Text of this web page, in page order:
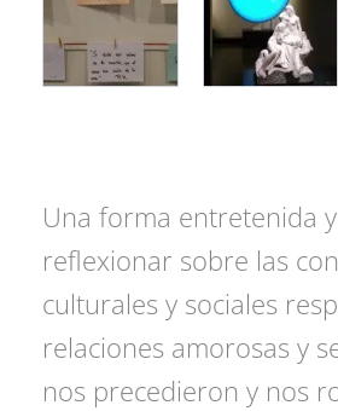
Una forma entretenida
reflexionar sobre las
culturales y sociales
relaciones amorosas y
nos precedieron y nos